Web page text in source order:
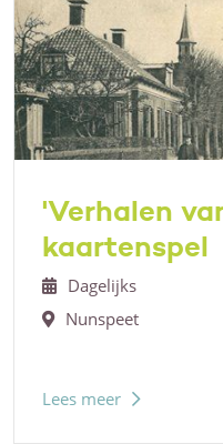
'Verhalen
kaartenspel
Dagelijks
Nunspeet
Lees meer